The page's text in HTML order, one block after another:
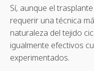
Sí, aunque el
requerir una técnica
naturaleza del tejido
igualmente efectivos
experimentados.